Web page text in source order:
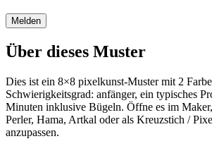
Melden
Über dieses Muster
Dies ist ein 8×8 pixelkunst-Muster mit 2
Schwierigkeitsgrad: anfänger, ein typisches
Minuten inklusive Bügeln. Öffne es im
Perler, Hama, Artkal oder als Kreuzstich /
anzupassen.